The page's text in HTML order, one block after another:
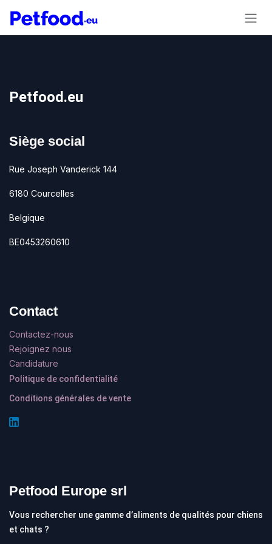
Petfood.eu
Siège social
Rue Joseph Vanderick 144
6180 Courcelles
Belgique
BE0453260610
Contact
Contactez-nous
Rejoignez nous
Candidature
Politique de confidentialité
Conditions générales de vente
Petfood Europe srl
Vous rechercher une gamme d’aliments de qualités pour chiens
et chats ?